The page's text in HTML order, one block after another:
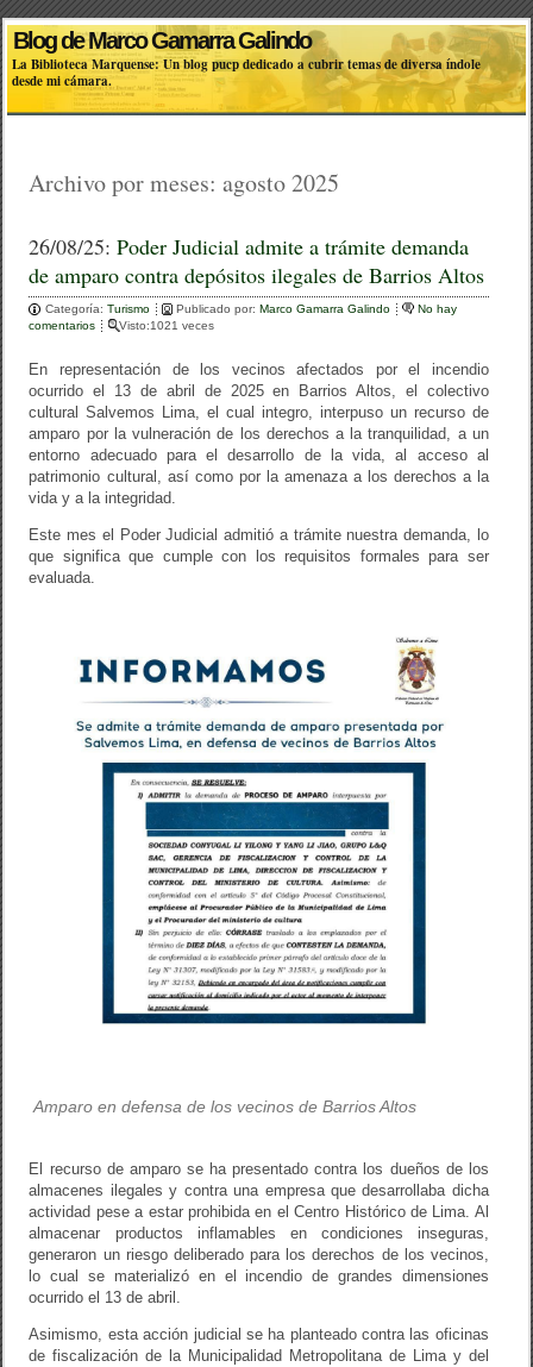
Blog de Marco Gamarra Galindo
La Biblioteca Marquense: Un blog pucp dedicado a cubrir temas de diversa índole
desde mi cámara.
Archivo por meses:agosto 2025
26/08/25:Poder Judicial admite a trámite demanda
de amparo contra depósitos ilegales de Barrios Altos
Categoría:Turismo Publicado por:Marco Gamarra Galindo
No hay
comentarios
Visto:1021 veces
En representación de los vecinos afectados por el incendio
ocurrido el 13 de abril de 2025 en Barrios Altos, el colectivo
cultural Salvemos Lima, el cual integro, interpuso un recurso de
amparo por la vulneración de los derechos a la tranquilidad, a un
entorno adecuado para el desarrollo de la vida, al acceso al
patrimonio cultural, así como por la amenaza a los derechos a la
vida y a la integridad.
Este mes el Poder Judicial admitió a trámite nuestra demanda, lo
que significa que cumple con los requisitos formales para ser
evaluada.
Amparo en defensa de los vecinos de Barrios Altos
El recurso de amparo se ha presentado contra los dueños de los
almacenes ilegales y contra una empresa que desarrollaba dicha
actividad pese a estar prohibida en el Centro Histórico de Lima. Al
almacenar productos inflamables en condiciones inseguras,
generaron un riesgo deliberado para los derechos de los vecinos,
lo cual se materializó en el incendio de grandes dimensiones
ocurrido el 13 de abril.
Asimismo, esta acción judicial se ha planteado contra las oficinas
de fiscalización de la Municipalidad Metropolitana de Lima y del